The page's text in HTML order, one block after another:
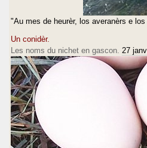
"Au mes de heurèr, los averanèrs e
Un conidèr.
Les noms du nichet en gascon. 27